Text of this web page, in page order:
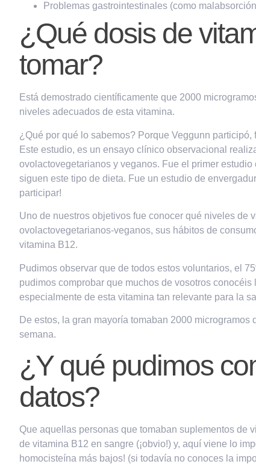
Problemas gastrointestinales (como
¿Qué dosis de
tomar?
Está demostrado científicamente que 2000
niveles adecuados de esta vitamina.
¿Qué por qué lo sabemos? Porque Veggunn participó,
Este estudio, es un ensayo clínico observacional
ovolactovegetarianos y veganos. Fue el primer
siguen este tipo de dieta. Fue un estudio de
participar!
Uno de nuestros objetivos fue conocer qué niveles de
ovolactovegetarianos-veganos, sus hábitos de
vitamina B12.
Pudimos observar que de todos estos voluntarios, el
pudimos comprobar que muchos de vosotros
especialmente de esta vitamina tan relevante para la
De estos, la gran mayoría tomaban 2000
semana.
¿Y qué pudimos
datos?
Que aquellas personas que tomaban suplementos de
de vitamina B12 en sangre (¡obvio!) y, aquí viene lo
homocisteína más bajos! (si todavía no conoces la